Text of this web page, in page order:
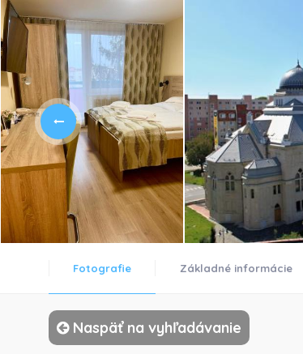
Fotografie Základné informácie
Naspäť na vyhľadávanie